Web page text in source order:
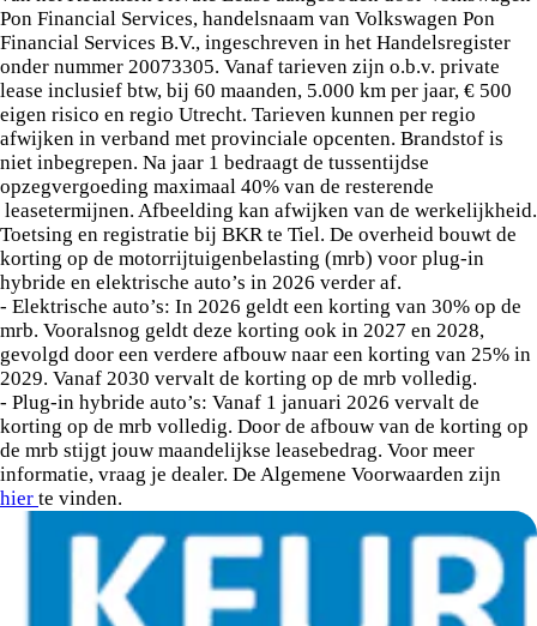
Pon Financial Services, handelsnaam van Volkswagen Pon
Financial Services B.V., ingeschreven in het Handelsregister
onder nummer 20073305. Vanaf tarieven zijn o.b.v. private
lease inclusief btw, bij 60 maanden, 5.000 km per jaar, € 500
eigen risico en regio Utrecht. Tarieven kunnen per regio
afwijken in verband met provinciale opcenten. Brandstof is
niet inbegrepen. Na jaar 1 bedraagt de tussentijdse
opzegvergoeding maximaal 40% van de resterende
leasetermijnen. Afbeelding kan afwijken van de werkelijkheid.
Toetsing en registratie bij BKR te Tiel. De overheid bouwt de
korting op de motorrijtuigenbelasting (mrb) voor plug-in
hybride en elektrische auto’s in 2026 verder af.
- Elektrische auto’s: In 2026 geldt een korting van 30% op de
mrb. Vooralsnog geldt deze korting ook in 2027 en 2028,
gevolgd door een verdere afbouw naar een korting van 25% in
2029. Vanaf 2030 vervalt de korting op de mrb volledig.
- Plug-in hybride auto’s: Vanaf 1 januari 2026 vervalt de
korting op de mrb volledig. Door de afbouw van de korting op
de mrb stijgt jouw maandelijkse leasebedrag. Voor meer
informatie, vraag je dealer. De Algemene Voorwaarden zijn
hier te vinden.